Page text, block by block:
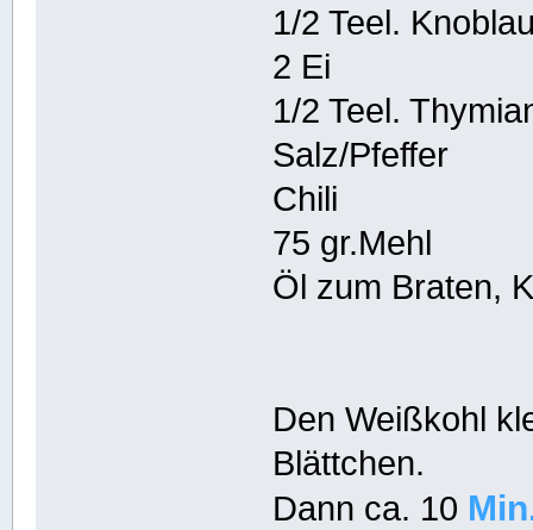
1/2 Teel.
2 Ei
1/2 Teel.
Salz/Pfeffer
Chili
75 gr.Mehl
Öl zum Braten,
Den Weißkohl
Blättchen.
Dann ca. 10